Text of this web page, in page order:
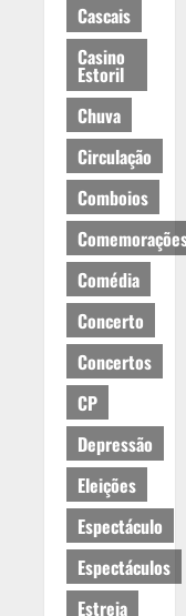
Cascais
Casino
Estoril
Chuva
Circulação
Comboios
Comédia
Concerto
Concertos
CP
Depressão
Eleições
Espectáculo
Espectáculos
Estreia